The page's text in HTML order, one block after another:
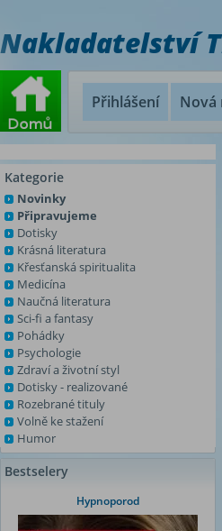
Nakladatelství
Přihlášení Nová
Kategorie
Novinky
Připravujeme
Dotisky
Krásná literatura
Křesťanská spiritualita
Medicína
Naučná literatura
Sci-fi a fantasy
Pohádky
Psychologie
Zdraví a životní styl
Dotisky - realizované
Rozebrané tituly
Volně ke stažení
Humor
Bestselery
Hypnoporod